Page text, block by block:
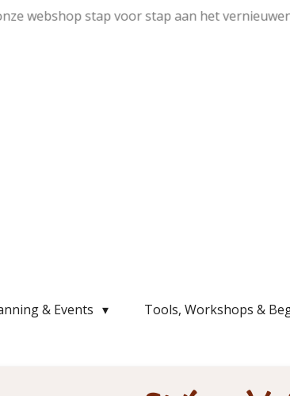
webshop stap voor stap aan het
& Events Tools, Workshops &